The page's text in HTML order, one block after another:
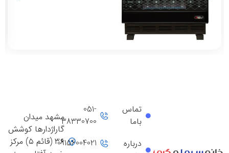
مشهد میدان
گاراژدارها کوشش
۳۶ (قائم ۵) مرکز
051-
38330700
09156004021
تماس
باما
درباره